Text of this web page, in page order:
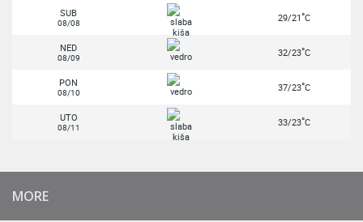
SUB
08/08 29/21°C
NED
08/09 32/23°C
PON
08/10 37/23°C
UTO
08/11 33/23°C
MORE